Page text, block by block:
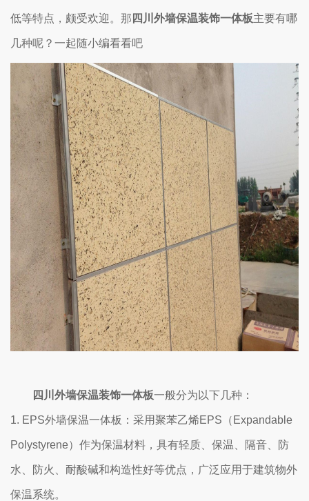
低等特点，颇受欢迎。那 四川外墙保温装饰一体板主要有哪
几种呢？一起随小编看看吧
四川外墙保温装饰一体板一般分为以下几种：
1. EPS外墙保温一体板：采用聚苯乙烯EPS（Expandable
Polystyrene）作为保温材料，具有轻质、保温、隔音、防
水、防火、耐酸碱和构造性好等优点，广泛应用于建筑物外
保温系统。